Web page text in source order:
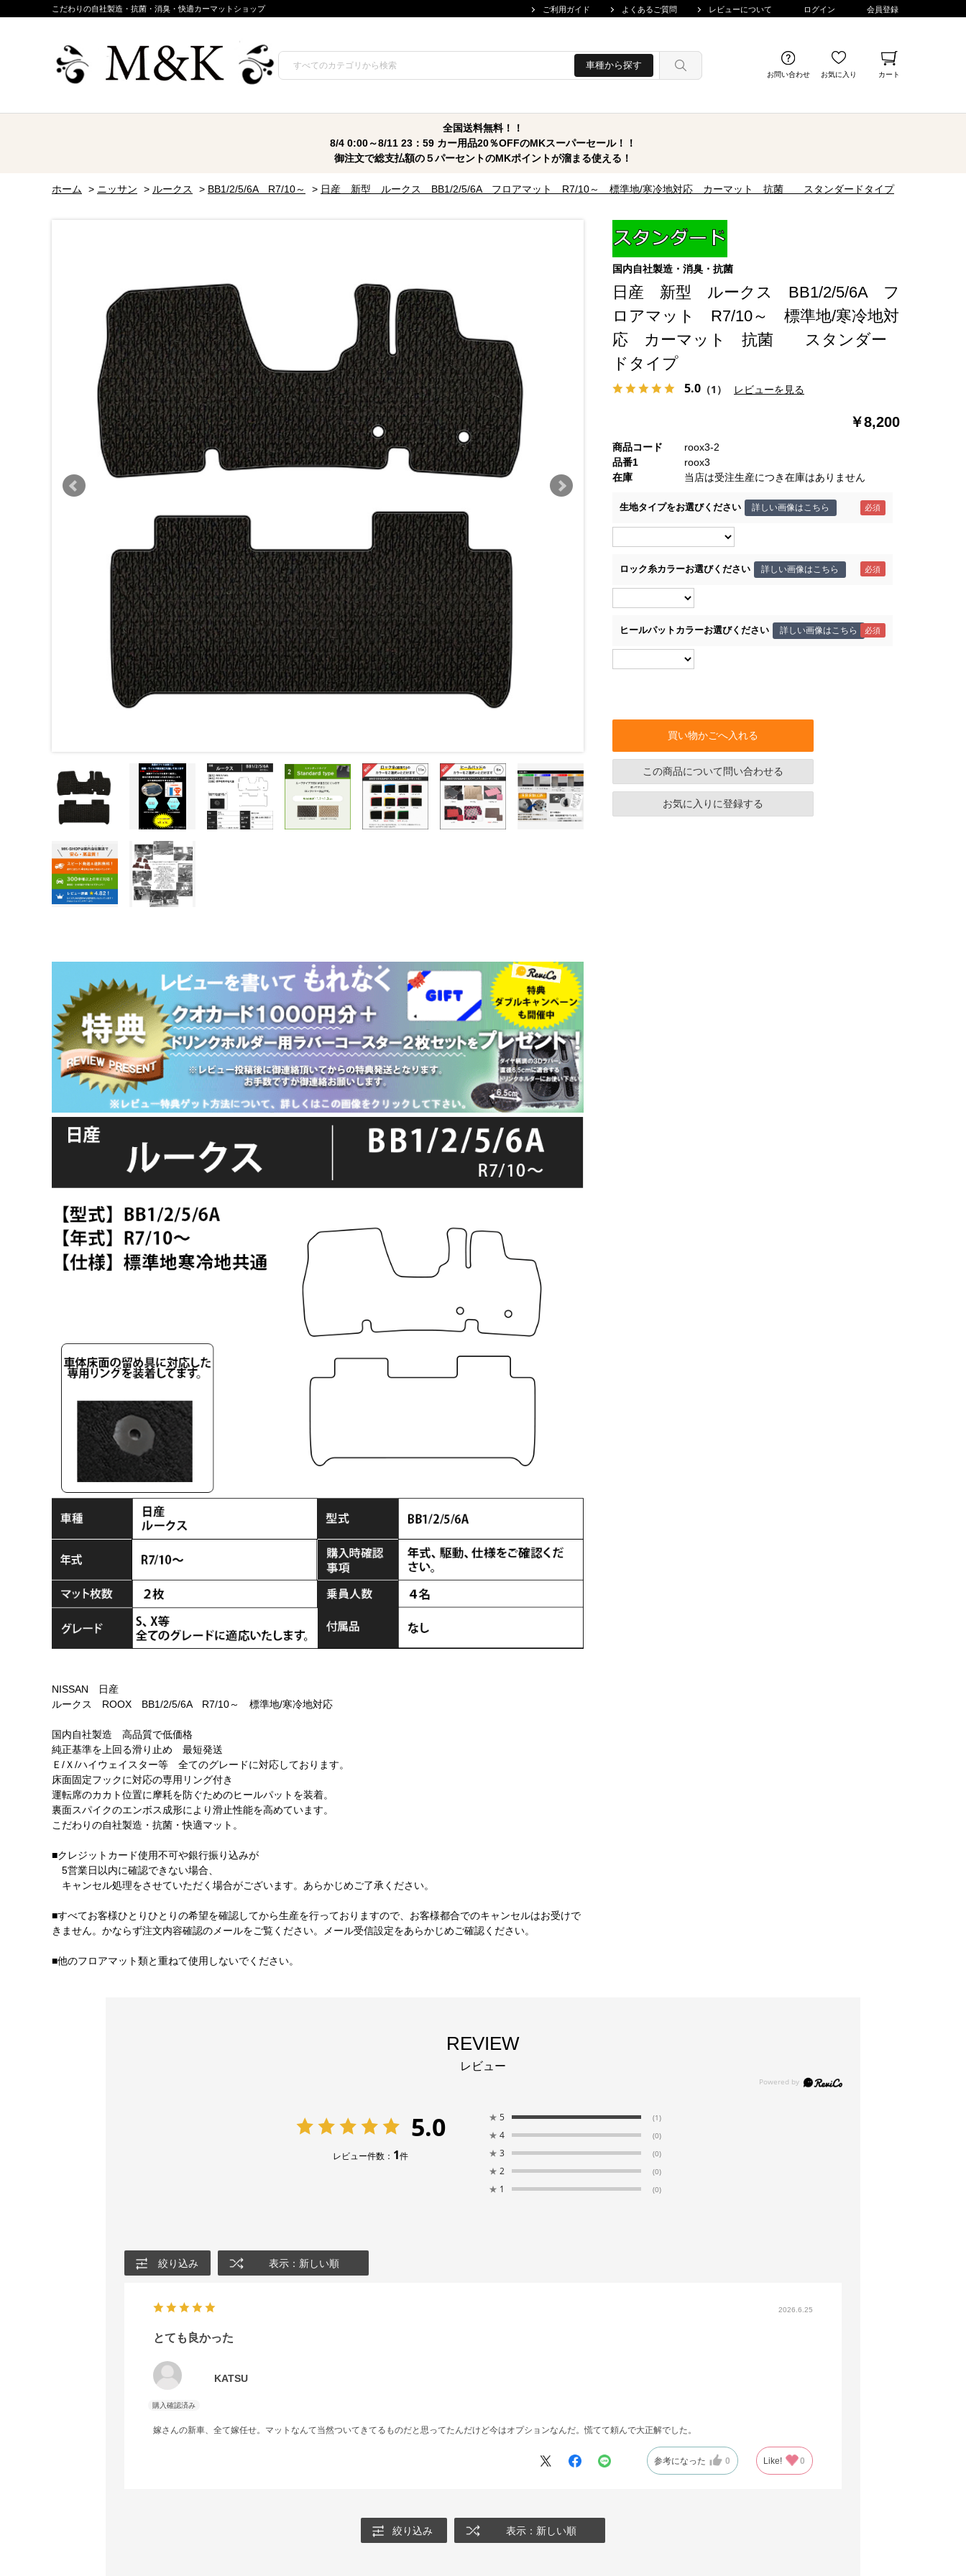
こだわりの自社製造・抗菌・消臭・快適カーマットショップ ご利用ガイド よくあるご質問 レビューについて ログイン 会員登録
車種から探す
お問い合わせ お気に入り カート
全国送料無料！！
8/4 0:00～8/11 23：59 カー用品20％OFFのMKスーパーセール！！
御注文で総支払額の５パーセントのMKポイントが溜まる使える！
ホーム > ニッサン > ルークス > BB1/2/5/6A R7/10～ > 日産 新型 ルークス BB1/2/5/6A フロアマット R7/10～ 標準地/寒冷地対応 カーマット 抗菌 スタンダードタイプ
NISSAN 日産
ルークス ROOX BB1/2/5/6A R7/10～ 標準地/寒冷地対応
国内自社製造 高品質で低価格
純正基準を上回る滑り止め 最短発送
Ｅ/Ｘ/ハイウェイスター等 全てのグレードに対応しております。
床面固定フックに対応の専用リング付き
運転席のカカト位置に摩耗を防ぐためのヒールパットを装着。
裏面スパイクのエンボス成形により滑止性能を高めています。
こだわりの自社製造・抗菌・快適マット。
■クレジットカード使用不可や銀行振り込みが
5営業日以内に確認できない場合、
キャンセル処理をさせていただく場合がございます。あらかじめご了承ください。
■すべてお客様ひとりひとりの希望を確認してから生産を行っておりますので、お客様都合でのキャンセルはお受けで
きません。かならず注文内容確認のメールをご覧ください。メール受信設定をあらかじめご確認ください。
■他のフロアマット類と重ねて使用しないでください。
国内自社製造・消臭・抗菌
日産 新型 ルークス BB1/2/5/6A フ
ロアマット R7/10～ 標準地/寒冷地対
応 カーマット 抗菌 スタンダー
ドタイプ
5.0 （1） レビューを見る
￥8,200
商品コード
roox3-2
品番1
roox3
在庫
当店は受注生産につき在庫はありません
生地タイプをお選びください 詳しい画像はこちら
ロック糸カラーお選びください 詳しい画像はこちら
ヒールパットカラーお選びください 詳しい画像はこちら
買い物かごへ入れる
この商品について問い合わせる
お気に入りに登録する
REVIEW
レビュー
5.0
レビュー件数： 1件
★ 5 (1)
★ 4 (0)
★ 3 (0)
★ 2 (0)
★ 1 (0)
絞り込み 表示：新しい順
2026.6.25
とても良かった
KATSU
嫁さんの新車、全て嫁任せ。マットなんて当然ついてきてるものだと思ってたんだけど今はオプションなんだ。慌てて頼んで大正解でした。
参考になった 0 Like! 0
絞り込み 表示：新しい順